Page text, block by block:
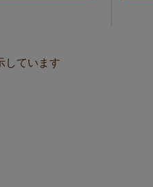
しています